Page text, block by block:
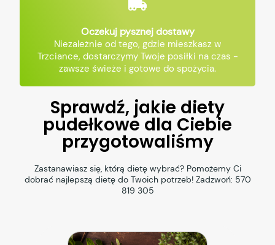
Oczekuj pysznej dostawy
Niezależnie od tego, gdzie mieszkasz w
Trzciance, dostarczymy Twoje posiłki na czas -
zawsze świeże i gotowe do spożycia.
Sprawdź, jakie diety
pudełkowe dla Ciebie
przygotowaliśmy
Zastanawiasz się, którą dietę wybrać? Pomożemy Ci
dobrać najlepszą dietę do Twoich potrzeb! Zadzwoń: 570
819 305